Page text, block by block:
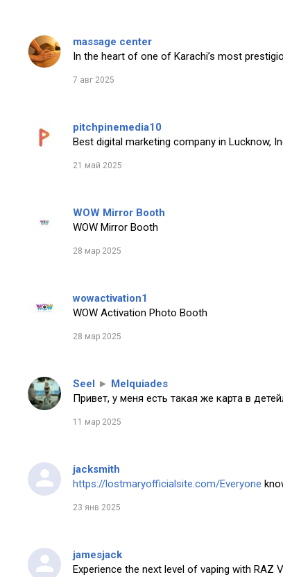
massage center
In the heart of one of Karachi’s most
7 авг 2025
pitchpinemedia10
Best digital marketing company in Lucknow,
21 май 2025
WOW Mirror Booth
WOW Mirror Booth
28 мар 2025
wowactivation1
WOW Activation Photo Booth
28 мар 2025
Seel ► Melquiades
Привет, у меня есть такая же карта в
11 мар 2025
jacksmith
https://lostmaryofficialsite.com/Everyone
23 янв 2025
jamesjack
Experience the next level of vaping with RAZ